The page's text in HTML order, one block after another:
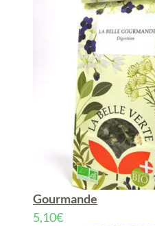
Gourmande
5,10€